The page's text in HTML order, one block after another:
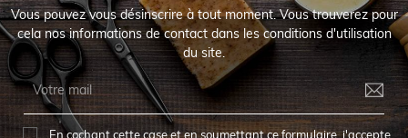
Vous pouvez vous désinscrire à tout moment. Vous trouverez pour
cela nos informations de contact dans les conditions d'utilisation
du site.